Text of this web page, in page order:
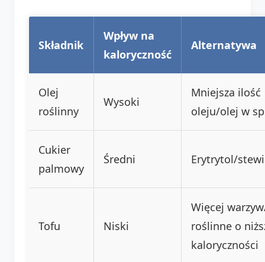
Składnik
Wpływ na
kaloryczność
Alternatywa
Olej
roślinny
Wysoki
Mniejsza ilość
oleju/olej w
Cukier
palmowy
Średni Erytrytol/
Tofu Niski
Więcej
roślinne o
kaloryczności